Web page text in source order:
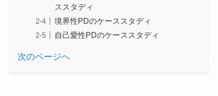
ススタディ
境界性PDのケーススタディ
自己愛性PDのケーススタディ
次のページへ